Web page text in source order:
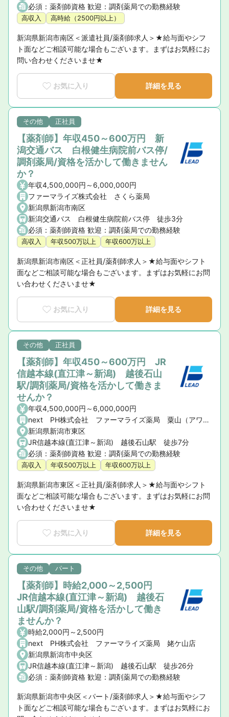
必須：薬剤師資格 歓迎：調剤薬局での勤務経験
高収入 高時給（2500円以上）
新潟県新潟市南区＜派遣社員/薬剤師求人＞★給与面やシフ
ト面などご相談可能な場合もございます。まずはお気軽にお
問い合わせくださいませ★
お気に入り 詳細を見る
その他 正社員
【薬剤師】年収450～600万円 新
潟交通バス 白根健生病院前バス停/
調剤薬局/資格を活かして働きません
か？
年収4,500,000円～6,000,000円
ファーマライズ株式会社 さくら薬局
新潟県新潟市南区
新潟交通バス 白根健生病院前バス停 徒歩3分
必須：薬剤師資格 歓迎：調剤薬局での勤務経験
高収入 年収500万以上 年収600万以上
新潟県新潟市南区＜正社員/薬剤師求人＞★給与面やシフト
面などご相談可能な場合もございます。まずはお気軽にお問
い合わせくださいませ★
お気に入り 詳細を見る
その他 正社員
【薬剤師】年収450～600万円 JR
信越本線(直江津～新潟) 越後石山
駅/調剤薬局/資格を活かして働きま
せんか？
年収4,500,000円～6,000,000円
next PH株式会社 ファーマライズ薬局 粟山（アワヤマ）店
新潟県新潟市東区
JR信越本線(直江津～新潟) 越後石山駅 徒歩7分
必須：薬剤師資格 歓迎：調剤薬局での勤務経験
高収入 年収500万以上 年収600万以上
新潟県新潟市東区＜正社員/薬剤師求人＞★給与面やシフト
面などご相談可能な場合もございます。まずはお気軽にお問
い合わせくださいませ★
お気に入り 詳細を見る
その他 パート
【薬剤師】時給2,000～2,500円
JR信越本線(直江津～新潟) 越後石
山駅/調剤薬局/資格を活かして働き
ませんか？
時給2,000円～2,500円
next PH株式会社 ファーマライズ薬局 姥ケ山店
新潟県新潟市中央区
JR信越本線(直江津～新潟) 越後石山駅 徒歩26分
必須：薬剤師資格 歓迎：調剤薬局での勤務経験
新潟県新潟市中央区＜パート/薬剤師求人＞★給与面やシフ
ト面などご相談可能な場合もございます。まずはお気軽にお